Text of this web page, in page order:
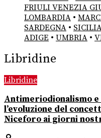
FRIULI VENEZIA
LOMBARDIA •
SARDEGNA •
ADIGE • UMBRIA •
Libridine
Libridine
Antimeriodionalismo
l’evoluzione del
Niceforo ai giorni